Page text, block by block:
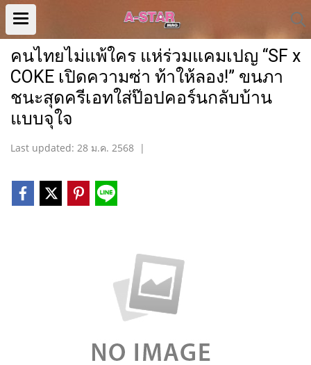
คนไทยไม่แพ้ใคร แห่ร่วมแคมเปญ “SF x
COKE เปิดความซ่า ท้าให้ลอง!” ขนภา
ชนะสุดครีเอทใส่ป๊อปคอร์นกลับบ้าน
แบบจุใจ
Last updated: 28 ม.ค. 2568 |